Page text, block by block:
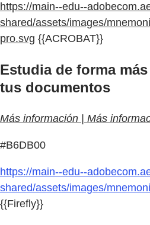
https://main--edu--
shared/assets/images/
pro.svg {{ACROBAT}}
Estudia de forma
tus documentos
Más información | Más
#B6DB00
https://main--edu--
shared/assets/images/
{{Firefly}}